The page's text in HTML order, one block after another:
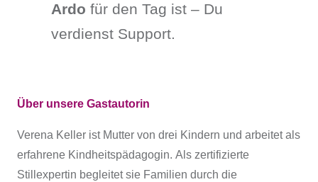
Ardo für den Tag ist – Du
verdienst Support.
Über unsere Gastautorin
Verena Keller ist Mutter von drei Kindern und arbeitet als
erfahrene Kindheitspädagogin. Als zertifizierte
Stillexpertin begleitet sie Familien durch die